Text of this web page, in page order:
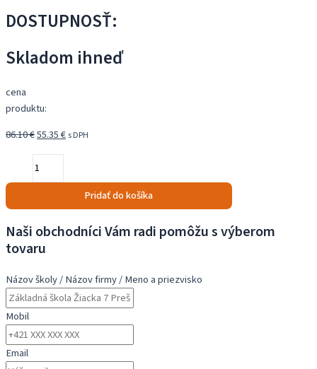
DOSTUPNOSŤ:
Skladom ihneď
cena
produktu:
86.10€Pôvodná
cena
bola:
86.10 €.
55.35€Aktuálna
55.35 €.
s DPH
množstvo
Pro
-
renovovaný
Pridať do košíka
Naši obchodníci Vám radi pomôžu s výberom
tovaru
Názov školy / Názov firmy / Meno a priezvisko
Mobil
Email